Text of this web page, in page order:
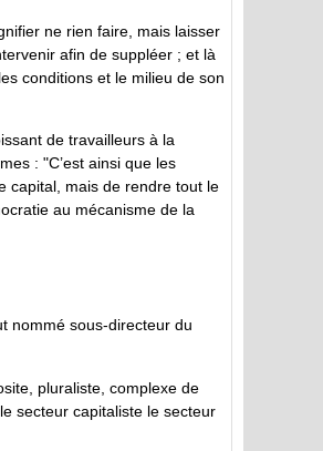
ne rien faire, mais laisser
afin de suppléer ; et là
conditions et le milieu de son
de travailleurs à la
: "C’est ainsi que les
capital, mais de rendre tout le
au mécanisme de la
nommé sous-directeur du
pluraliste, complexe de
secteur capitaliste le secteur